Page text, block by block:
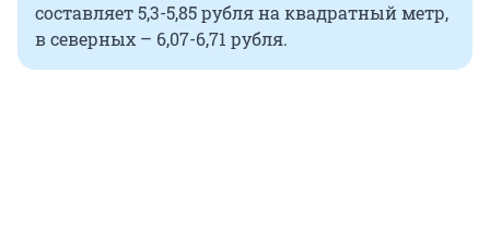
составляет 5,3-5,85 рубля на квадратный метр,
в северных – 6,07-6,71 рубля.